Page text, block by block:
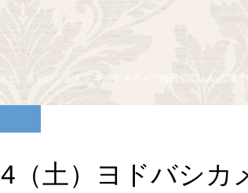
土）ヨドバシカメラ マルチメディア梅田 2階 Links広場『
（土）ヨドバシカ